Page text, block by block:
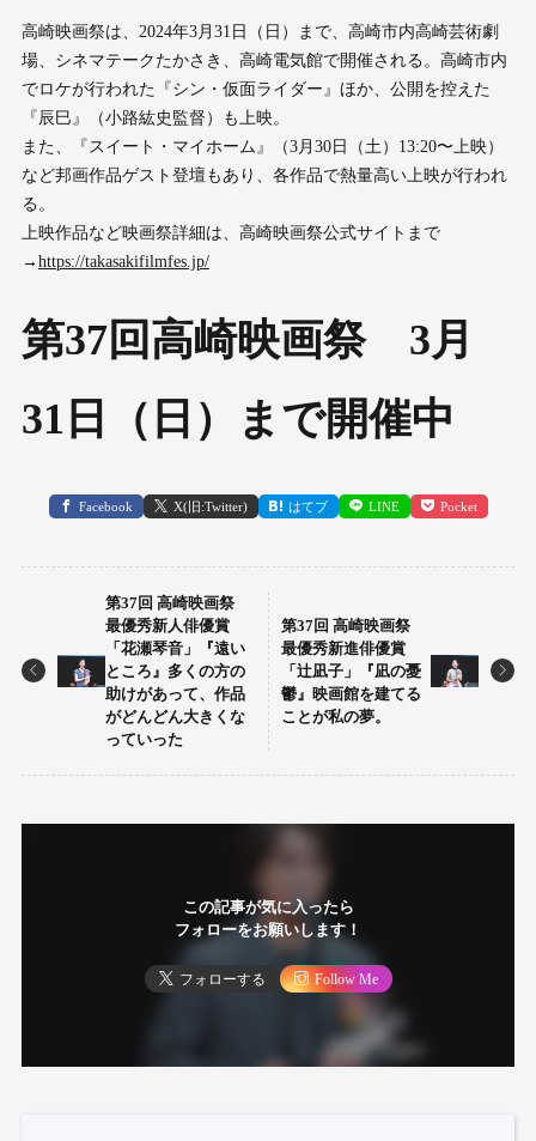
高崎映画祭は、2024年3月31日（日）まで、高崎市内高崎芸術劇
場、シネマテークたかさき、高崎電気館で開催される。高崎市内
でロケが行われた『シン・仮面ライダー』ほか、公開を控えた
『辰巳』（小路紘史監督）も上映。
また、『スイート・マイホーム』（3月30日（土）13:20〜上映）
など邦画作品ゲスト登壇もあり、各作品で熱量高い上映が行われ
る。
上映作品など映画祭詳細は、高崎映画祭公式サイトまで
→ https://takasakifilmfes.jp/
第37回高崎映画祭 3月
31日（日）まで開催中
Facebook X(旧:Twitter) はてブ LINE Pocket
第37回 高崎映画祭
最優秀新人俳優賞
「花瀬琴音」『遠い
ところ』多くの方の
助けがあって、作品
がどんどん大きくな
っていった
第37回 高崎映画祭
最優秀新進俳優賞
「辻凪子」『凪の憂
鬱』映画館を建てる
ことが私の夢。
この記事が気に入ったら
フォローをお願いします！
フォローする Follow Me